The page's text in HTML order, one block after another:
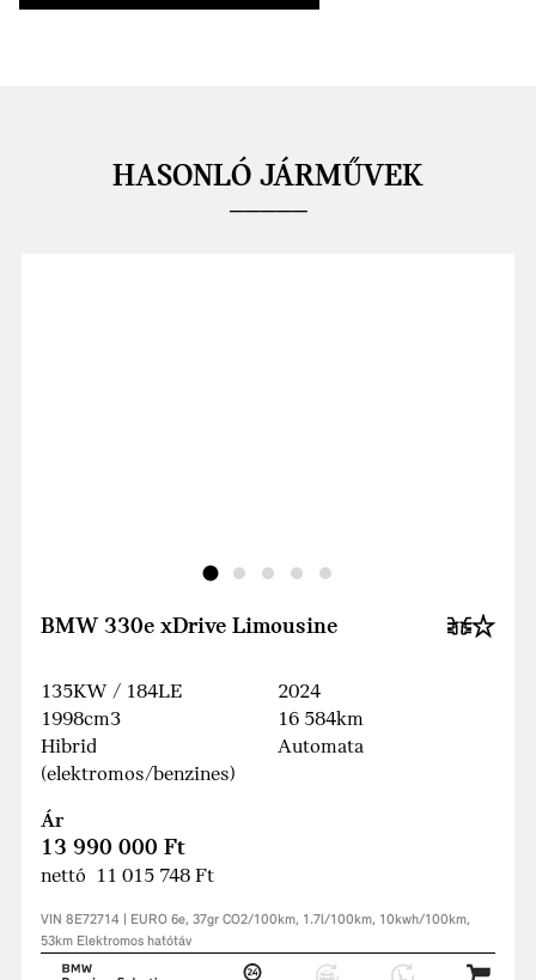
HASONLÓ JÁRMŰVEK
BMW 330e xDrive Limousine
135KW / 184LE
1998cm3
Hibrid
(elektromos/benzines)
2024
16 584km
Automata
Ár
13 990 000 Ft
nettó 11 015 748 Ft
VIN 8E72714 | EURO 6e, 37gr CO2/100km, 1.7l/100km, 10kwh/100km,
53km Elektromos hatótáv